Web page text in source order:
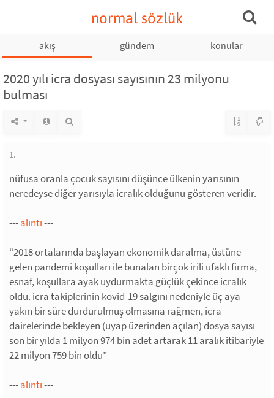
normal sözlük
akış gündem konular
2020 yılı icra dosyası sayısının 23 milyonu
bulması
1.
nüfusa oranla çocuk sayısını düşünce ülkenin yarısının
neredeyse diğer yarısıyla icralık olduğunu gösteren veridir.
---alıntı---
“2018 ortalarında başlayan ekonomik daralma, üstüne
gelen pandemi koşulları ile bunalan birçok irili ufaklı firma,
esnaf, koşullara ayak uydurmakta güçlük çekince icralık
oldu. icra takiplerinin kovid-19 salgını nedeniyle üç aya
yakın bir süre durdurulmuş olmasına rağmen, icra
dairelerinde bekleyen (uyap üzerinden açılan) dosya sayısı
son bir yılda 1 milyon 974 bin adet artarak 11 aralık itibariyle
22 milyon 759 bin oldu”
---alıntı---